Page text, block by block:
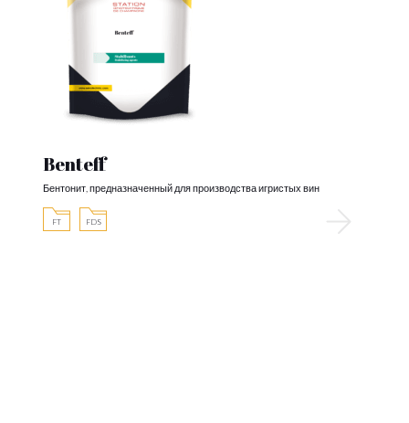
Benteff
Бентонит, предназначенный для производства игристых вин
FT FDS